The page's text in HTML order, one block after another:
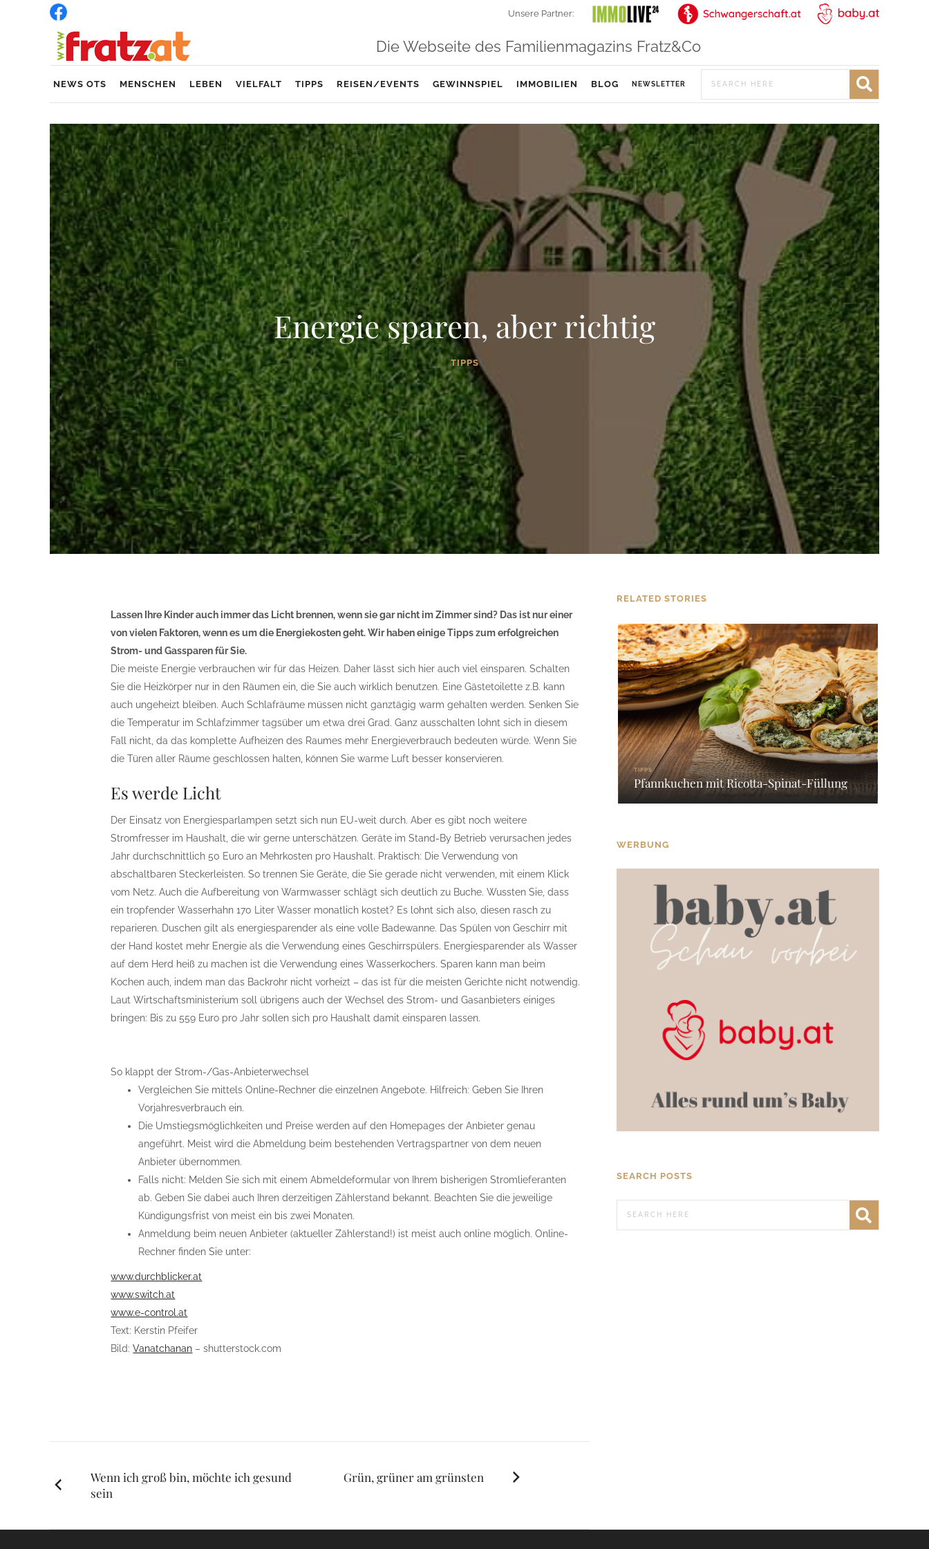
Unsere Partner:
Die Webseite des Familienmagazins Fratz&Co
NEWS OTS MENSCHEN LEBEN VIELFALT TIPPS REISEN/EVENTS GEWINNSPIEL IMMOBILIEN BLOG NEWSLETTER
Energie sparen, aber richtig
TIPPS
Lassen Ihre Kinder auch immer das Licht brennen, wenn sie gar nicht im Zimmer sind? Das ist nur einer
von vielen Faktoren, wenn es um die Energiekosten geht. Wir haben einige Tipps zum erfolgreichen
Strom- und Gassparen für Sie.
Die meiste Energie verbrauchen wir für das Heizen. Daher lässt sich hier auch viel einsparen. Schalten
Sie die Heizkörper nur in den Räumen ein, die Sie auch wirklich benutzen. Eine Gästetoilette z.B. kann
auch ungeheizt bleiben. Auch Schlafräume müssen nicht ganztägig warm gehalten werden. Senken Sie
die Temperatur im Schlafzimmer tagsüber um etwa drei Grad. Ganz ausschalten lohnt sich in diesem
Fall nicht, da das komplette Aufheizen des Raumes mehr Energieverbrauch bedeuten würde. Wenn Sie
die Türen aller Räume geschlossen halten, können Sie warme Luft besser konservieren.
Es werde Licht
Der Einsatz von Energiesparlampen setzt sich nun EU-weit durch. Aber es gibt noch weitere
Stromfresser im Haushalt, die wir gerne unterschätzen. Geräte im Stand-By Betrieb verursachen jedes
Jahr durchschnittlich 50 Euro an Mehrkosten pro Haushalt. Praktisch: Die Verwendung von
abschaltbaren Steckerleisten. So trennen Sie Geräte, die Sie gerade nicht verwenden, mit einem Klick
vom Netz. Auch die Aufbereitung von Warmwasser schlägt sich deutlich zu Buche. Wussten Sie, dass
ein tropfender Wasserhahn 170 Liter Wasser monatlich kostet? Es lohnt sich also, diesen rasch zu
reparieren. Duschen gilt als energiesparender als eine volle Badewanne. Das Spülen von Geschirr mit
der Hand kostet mehr Energie als die Verwendung eines Geschirrspülers. Energiesparender als Wasser
auf dem Herd heiß zu machen ist die Verwendung eines Wasserkochers. Sparen kann man beim
Kochen auch, indem man das Backrohr nicht vorheizt – das ist für die meisten Gerichte nicht notwendig.
Laut Wirtschaftsministerium soll übrigens auch der Wechsel des Strom- und Gasanbieters einiges
bringen: Bis zu 559 Euro pro Jahr sollen sich pro Haushalt damit einsparen lassen.
So klappt der Strom-/Gas-Anbieterwechsel
Vergleichen Sie mittels Online-Rechner die einzelnen Angebote. Hilfreich: Geben Sie Ihren
Vorjahresverbrauch ein.
Die Umstiegsmöglichkeiten und Preise werden auf den Homepages der Anbieter genau
angeführt. Meist wird die Abmeldung beim bestehenden Vertragspartner von dem neuen
Anbieter übernommen.
Falls nicht: Melden Sie sich mit einem Abmeldeformular von Ihrem bisherigen Stromlieferanten
ab. Geben Sie dabei auch Ihren derzeitigen Zählerstand bekannt. Beachten Sie die jeweilige
Kündigungsfrist von meist ein bis zwei Monaten.
Anmeldung beim neuen Anbieter (aktueller Zählerstand!) ist meist auch online möglich. Online-
Rechner finden Sie unter:
www.durchblicker.at
www.switch.at
www.e-control.at
Text: Kerstin Pfeifer
Bild:Vanatchanan – shutterstock.com
Posts
navigation
Wenn ich groß bin, möchte ich gesund
sein
Grün, grüner am grünsten
RELATED STORIES
TIPPS
Pfannkuchen mit Ricotta-Spinat-Füllung
WERBUNG
SEARCH POSTS